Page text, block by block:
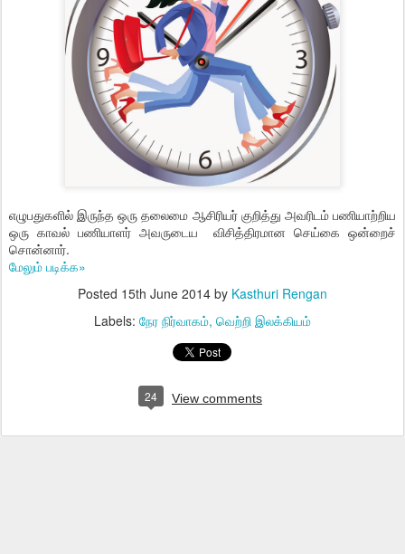
எழுபதுகளில் இருந்த ஒரு தலைமை ஆசிரியர் குறித்து அவரிடம் பணியாற்றிய
ஒரு காவல் பணியாளர் அவருடைய விசித்திரமான செய்கை ஒன்றைச்
சொன்னார்.
மேலும் படிக்க»
Posted 15th June 2014 by Kasthuri Rengan
Labels: நேர நிர்வாகம் வெற்றி இலக்கியம்
24 View comments